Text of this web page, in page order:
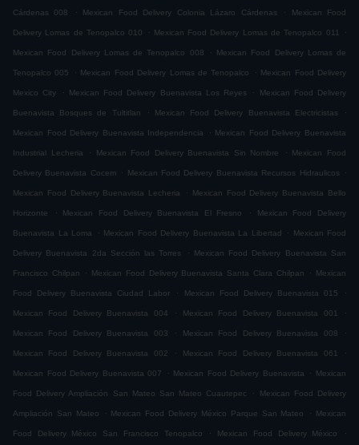
Cárdenas 008 . Mexican Food Delivery Colonia Lázaro Cárdenas . Mexican Food
Delivery Lomas de Tenopalco 010 . Mexican Food Delivery Lomas de Tenopalco 011 .
Mexican Food Delivery Lomas de Tenopalco 008 . Mexican Food Delivery Lomas de
Tenopalco 005 . Mexican Food Delivery Lomas de Tenopalco . Mexican Food Delivery
Mexico City . Mexican Food Delivery Buenavista Los Reyes . Mexican Food Delivery
Buenavista Bosques de Tultitlan . Mexican Food Delivery Buenavista Electricistas .
Mexican Food Delivery Buenavista Independencia . Mexican Food Delivery Buenavista
Industrial Lecheria . Mexican Food Delivery Buenavista Sin Nombre . Mexican Food
Delivery Buenavista Cocem . Mexican Food Delivery Buenavista Recursos Hidraulicos .
Mexican Food Delivery Buenavista Lecheria . Mexican Food Delivery Buenavista Bello
Horizonte . Mexican Food Delivery Buenavista El Fresno . Mexican Food Delivery
Buenavista La Loma . Mexican Food Delivery Buenavista La Libertad . Mexican Food
Delivery Buenavista 2da Sección las Torres . Mexican Food Delivery Buenavista San
Francisco Chilpan . Mexican Food Delivery Buenavista Santa Clara Chilpan . Mexican
Food Delivery Buenavista Ciudad Labor . Mexican Food Delivery Buenavista 015 .
Mexican Food Delivery Buenavista 004 . Mexican Food Delivery Buenavista 001 .
Mexican Food Delivery Buenavista 003 . Mexican Food Delivery Buenavista 008 .
Mexican Food Delivery Buenavista 002 . Mexican Food Delivery Buenavista 061 .
Mexican Food Delivery Buenavista 007 . Mexican Food Delivery Buenavista . Mexican
Food Delivery Ampliación San Mateo San Mateo Cuautepec . Mexican Food Delivery
Ampliación San Mateo . Mexican Food Delivery México Parque San Mateo . Mexican
Food Delivery México San Francisco Tenopalco . Mexican Food Delivery México .